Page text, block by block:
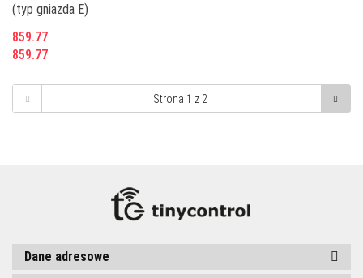
(typ gniazda E)
859.77
859.77
Dane adresowe